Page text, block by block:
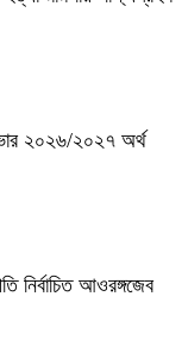
২০২৬/২০২৭ অর্থ
নির্বাচিত আওরঙ্গজেব